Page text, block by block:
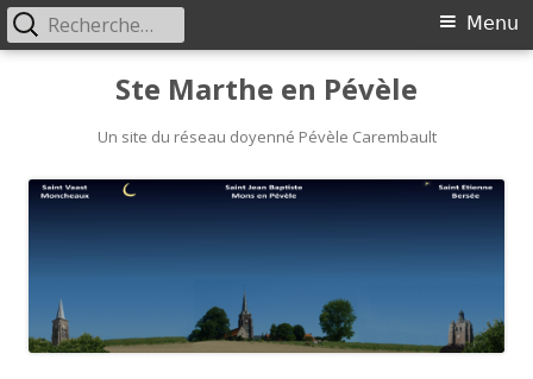
Ste Marthe en Pévèle
Un site du réseau doyenné Pévèle Carembault
Menu
principal
Menu
Rechercher :